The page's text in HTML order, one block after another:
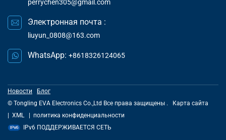
perrychen305@gmail.com
Электронная почта :
liuyun_0808@163.com
WhatsApp: +8618326124065
Новости
Блог
© Tongling EVA Electronics Co.,Ltd Все права защищены .
Карта сайта
XML
политика конфиденциальности
IPv6 ПОДДЕРЖИВАЕТСЯ СЕТЬ